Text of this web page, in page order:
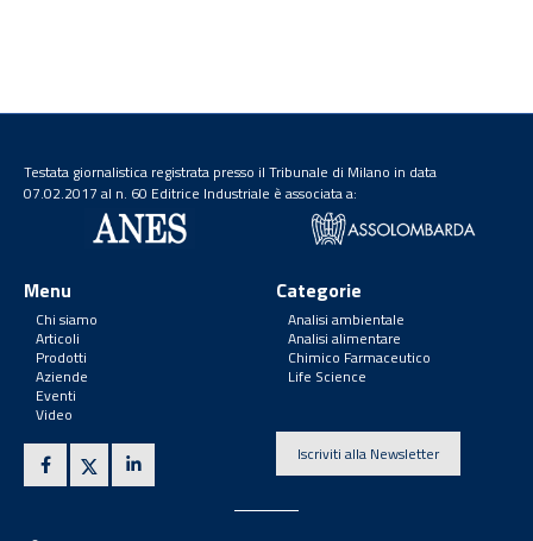
Testata giornalistica registrata presso il Tribunale di Milano in data
07.02.2017 al n. 60 Editrice Industriale è associata a:
Menu
Chi siamo
Articoli
Prodotti
Aziende
Eventi
Video
Categorie
Analisi ambientale
Analisi alimentare
Chimico Farmaceutico
Life Science
Iscriviti alla Newsletter